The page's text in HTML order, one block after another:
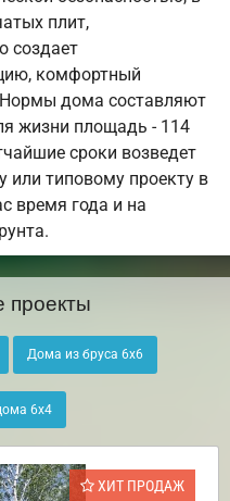
плит,
создает
комфортный
дома составляют
жизни площадь - 114
сроки возведет
или типовому проекту в
время года и на
проекты
Дома из бруса 6х6
6х4
ХИТ ПРОДАЖ